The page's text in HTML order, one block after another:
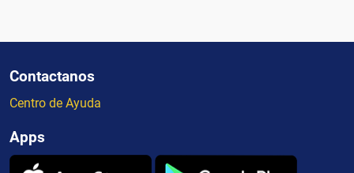
Contactanos
Centro de Ayuda
Apps